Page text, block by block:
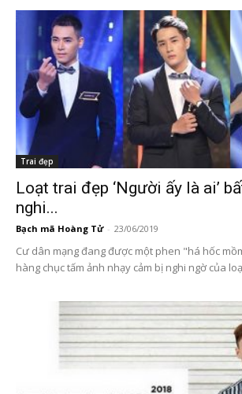
Trai đẹp
Loạt trai đẹp ‘Người ấy là ai’
nghi...
Bạch mã Hoàng Tử - 23/06/2019
Cư dân mạng đang được một phen "há hốc
hàng chục tấm ảnh nhạy cảm bị nghi ngờ của